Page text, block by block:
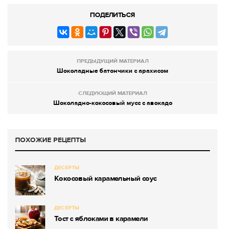
ПОДЕЛИТЬСЯ
ПРЕДЫДУЩИЙ МАТЕРИАЛ
Шоколадные батончики с арахисом
СЛЕДУЮЩИЙ МАТЕРИАЛ
Шоколадно-кокосовый мусс с авокадо
ПОХОЖИЕ РЕЦЕПТЫ
ДЕСЕРТЫ
Кокосовый карамельный соус
ДЕСЕРТЫ
Тост с яблоками в карамели